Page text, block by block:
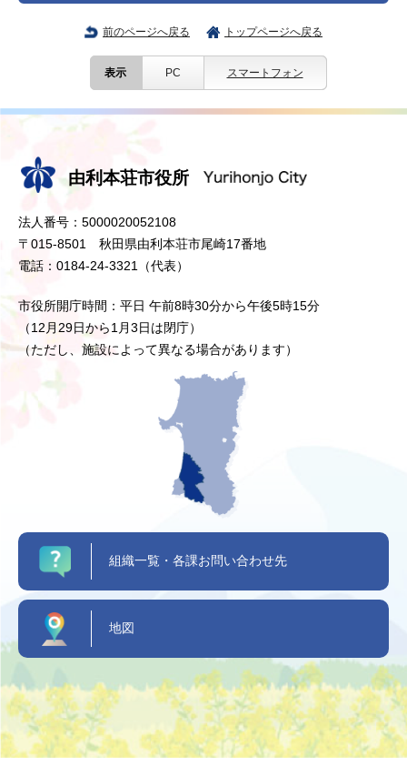
前のページへ戻る トップページへ戻る
表示 PC スマートフォン
由利本荘市役所
法人番号：5000020052108
〒015-8501 秋田県由利本荘市尾崎17番地
電話：0184-24-3321（代表）
市役所開庁時間：平日 午前8時30分から午後5時15分
（12月29日から1月3日は閉庁）
（ただし、施設によって異なる場合があります）
組織一覧・各課お問い合わせ先
地図